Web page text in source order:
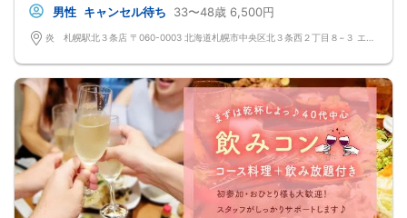
最大人数・最少人数について
◆最少開催人数 男性2名・女性2名になります。
◆最大募集人数 男性10名・女性10名になります。
※但し、企画により変動する場合がございます。
集まり方は運営側も予測できない部分はございます。
楽しい会かどうかは、参加人数より、その時に参加される方の相性や人柄など要
素が大きいです。
結局は、運次第のところはございます。
◆最少催行人数に満たない場合 開催前日23時までに最少催行人数に届かなかった
場合は開催中止とさせていただきます。
また天候や状況などにより中止されることがございます。
◆中止判断タイミングは開始前日の23時となりますが、申込者の直前のキャンセ
ルにより、直前でも中止になる場合もございます。
中止時も交通費など保証はございません。
男性 キャンセル待ち 33〜48歳 6,500円